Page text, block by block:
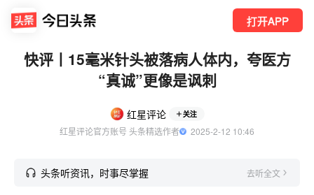
打开APP
快评丨15毫米针头被落病人体内，夸医方
“真诚”更像是讽刺
红星评论 关注
红星评论官方账号 头条精选作者
  2025-2-12 10:46
头条听资讯，时事尽掌握 去听全文